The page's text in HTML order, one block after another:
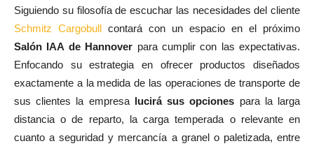
Siguiendo su filosofía de escuchar las necesidades del cliente
Schmitz Cargobull contará con un espacio en el próximo
Salón IAA de Hannover para cumplir con las expectativas.
Enfocando su estrategia en ofrecer productos diseñados
exactamente a la medida de las operaciones de transporte de
sus clientes la empresa lucirá sus opciones para la larga
distancia o de reparto, la carga temperada o relevante en
cuanto a seguridad y mercancía a granel o paletizada, entre